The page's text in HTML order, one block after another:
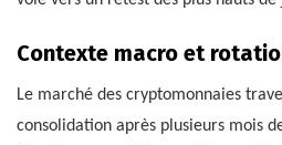
Contexte macro et
Le marché des cryptomonnaies
consolidation après plusieurs mois